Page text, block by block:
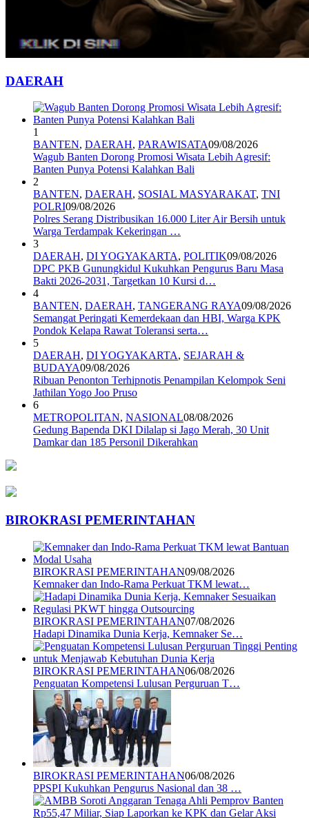
DAERAH
1
BANTEN, DAERAH, PARAWISATA09/08/2026
Wagub Banten Dorong Promosi Wisata Lebih Agresif:
Banten Punya Potensi Kalahkan Bali
2
BANTEN, DAERAH, SOSIAL MASYARAKAT, TNI
POLRI09/08/2026
Polres Serang Distribusikan 16.000 Liter Air Bersih untuk
Warga Terdampak Kekeringan …
3
DAERAH, DI YOGYAKARTA, POLITIK09/08/2026
DPC PKB Gunungkidul Kukuhkan Pengurus Baru Masa
Bakti 2026-2031, Targetkan 10 Kursi d…
4
BANTEN, DAERAH, TANGERANG RAYA09/08/2026
Semangat Peringati Kemerdekaan dan HBI, Warga KPK
Pondok Kelapa Rawat Toleransi serta…
5
DAERAH, DI YOGYAKARTA, SEJARAH &
BUDAYA09/08/2026
Ribuan Penonton Terhipnotis Penampilan Kelompok Seni
Jathilan Yogo Joo Pruso
6
METROPOLITAN, NASIONAL08/08/2026
Gedung Bapenda DKI Dilalap si Jago Merah, 30 Unit
Damkar dan 185 Personil Dikerahkan
BIROKRASI PEMERINTAHAN
BIROKRASI PEMERINTAHAN09/08/2026
Kemnaker dan Indo-Rama Perkuat TKM lewat…
BIROKRASI PEMERINTAHAN07/08/2026
Hadapi Dinamika Dunia Kerja, Kemnaker Se…
BIROKRASI PEMERINTAHAN06/08/2026
Penguatan Kompetensi Lulusan Perguruan T…
BIROKRASI PEMERINTAHAN06/08/2026
PPSPI Kukuhkan Pengurus Nasional dan 38 …